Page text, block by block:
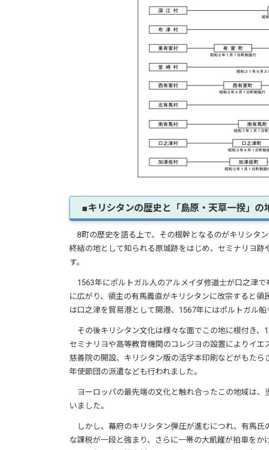
■キリシタンの歴史と「島原・天草一揆」の
8町の歴史を語る上で、その根幹となるのがキリシタ
終結の地として知られる原城跡をはじめ、セミナリヨ
す。
1563年にポルトガル人のアルメイダ修道士が口之津
に広がり、領主の有馬義直がキリシタンに改宗すると
は口之津を貿易港として開港、1567年にはポルトガル船
その後キリシタン文化は様々な面でこの地に根付き、
セミナリヨや高等教育機関のコレジヨの設置によりイエ
慈善院の開設、キリシタン版の活字本印刷などがもた
年使節団の派遣なども行われました。
ヨーロッパの最先端の文化と触れ合ったこの地域は、
いました。
しかし、幕府のキリシタン弾圧が進むにつれ、有馬氏
な課税が一段と強まり、さらに一帯の大飢饉が拍車をか